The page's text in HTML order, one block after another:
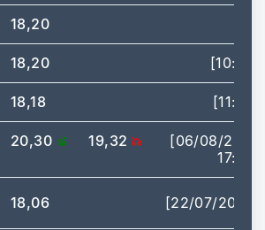
18,20
18,20 [10:06]
18,18 [11:35]
20,30 19,32
[06/08/2026
17:35]
18,06 [22/07/2026]